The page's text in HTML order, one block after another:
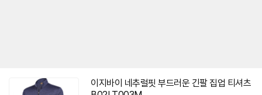
이지바이 네추럴핏 부드러운 긴팔 집업 티셔츠